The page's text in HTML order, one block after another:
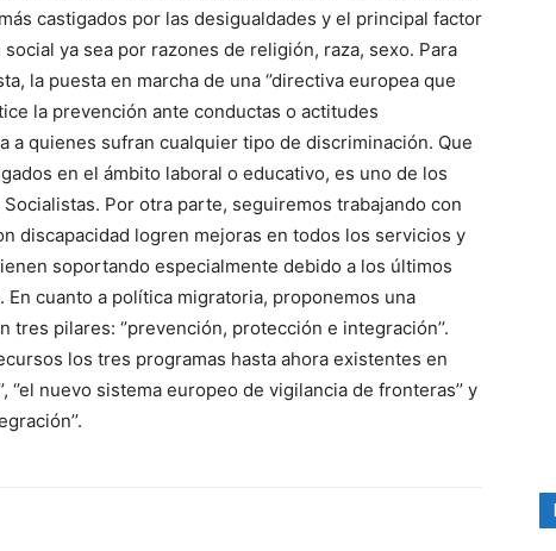
castigados por las desigualdades y el principal factor
ya sea por razones de religión, raza, sexo. Para
la puesta en marcha de una ‘’directiva europea que
la prevención ante conductas o actitudes
a quienes sufran cualquier tipo de discriminación. Que
en el ámbito laboral o educativo, es uno de los
Por otra parte, seguiremos trabajando con
discapacidad logren mejoras en todos los servicios y
soportando especialmente debido a los últimos
cuanto a política migratoria, proponemos una
tres pilares: ‘’prevención, protección e integración’’.
los tres programas hasta ahora existentes en
‘’el nuevo sistema europeo de vigilancia de fronteras’’ y